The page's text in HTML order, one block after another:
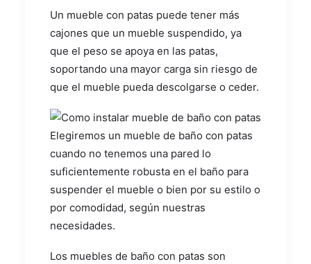
Un mueble con patas puede tener más
cajones que un mueble suspendido, ya
que el peso se apoya en las patas,
soportando una mayor carga sin riesgo de
que el mueble pueda descolgarse o ceder.
Elegiremos un mueble de baño con patas
cuando no tenemos una pared lo
suficientemente robusta en el baño para
suspender el mueble o bien por su estilo o
por comodidad, según nuestras
necesidades.
Los muebles de baño con patas son